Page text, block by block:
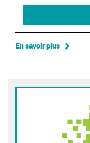
En savoir plus